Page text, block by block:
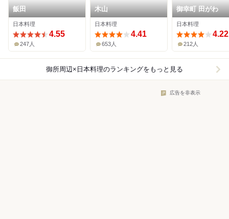
飯田
日本料理
4.55
247人
木山
日本料理
4.41
653人
御幸町 田がわ
日本料理
4.22
212人
御所周辺×日本料理のランキングをもっと見る
広告を非表示